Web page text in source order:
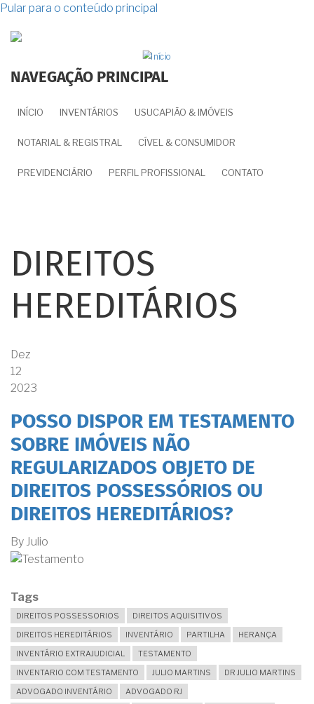
Pular para o conteúdo principal
NAVEGAÇÃO PRINCIPAL
INÍCIO INVENTÁRIOS USUCAPIÃO & IMÓVEIS
NOTARIAL & REGISTRAL CÍVEL & CONSUMIDOR
PREVIDENCIÁRIO PERFIL PROFISSIONAL CONTATO
DIREITOS
HEREDITÁRIOS
Dez
12
2023
POSSO DISPOR EM TESTAMENTO
SOBRE IMÓVEIS NÃO
REGULARIZADOS OBJETO DE
DIREITOS POSSESSÓRIOS OU
DIREITOS HEREDITÁRIOS?
By Julio
Tags
DIREITOS POSSESSORIOS
DIREITOS AQUISITIVOS
DIREITOS HEREDITÁRIOS
INVENTÁRIO PARTILHA
HERANÇA
INVENTÁRIO EXTRAJUDICIAL
TESTAMENTO
INVENTARIO COM TESTAMENTO
JULIO MARTINS
DR JULIO MARTINS
ADVOGADO INVENTÁRIO
ADVOGADO RJ